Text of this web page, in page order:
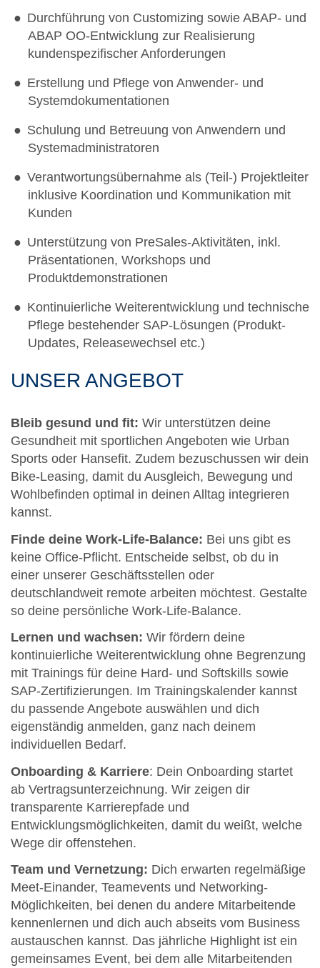
Durchführung von Customizing sowie ABAP- und
ABAP OO-Entwicklung zur Realisierung
kundenspezifischer Anforderungen
Erstellung und Pflege von Anwender- und
Systemdokumentationen
Schulung und Betreuung von Anwendern und
Systemadministratoren
Verantwortungsübernahme als (Teil-) Projektleiter
inklusive Koordination und Kommunikation mit
Kunden
Unterstützung von PreSales-Aktivitäten, inkl.
Präsentationen, Workshops und
Produktdemonstrationen
Kontinuierliche Weiterentwicklung und technische
Pflege bestehender SAP-Lösungen (Produkt-
Updates, Releasewechsel etc.)
UNSER ANGEBOT
Bleib gesund und fit: Wir unterstützen deine
Gesundheit mit sportlichen Angeboten wie Urban
Sports oder Hansefit. Zudem bezuschussen wir dein
Bike-Leasing, damit du Ausgleich, Bewegung und
Wohlbefinden optimal in deinen Alltag integrieren
kannst.
Finde deine Work-Life-Balance: Bei uns gibt es
keine Office-Pflicht. Entscheide selbst, ob du in
einer unserer Geschäftsstellen oder
deutschlandweit remote arbeiten möchtest. Gestalte
so deine persönliche Work-Life-Balance.
Lernen und wachsen: Wir fördern deine
kontinuierliche Weiterentwicklung ohne Begrenzung
mit Trainings für deine Hard- und Softskills sowie
SAP-Zertifizierungen. Im Trainingskalender kannst
du passende Angebote auswählen und dich
eigenständig anmelden, ganz nach deinem
individuellen Bedarf.
Onboarding & Karriere: Dein Onboarding startet
ab Vertragsunterzeichnung. Wir zeigen dir
transparente Karrierepfade und
Entwicklungsmöglichkeiten, damit du weißt, welche
Wege dir offenstehen.
Team und Vernetzung: Dich erwarten regelmäßige
Meet-Einander, Teamevents und Networking-
Möglichkeiten, bei denen du andere Mitarbeitende
kennenlernen und dich auch abseits vom Business
austauschen kannst. Das jährliche Highlight ist ein
gemeinsames Event, bei dem alle Mitarbeitenden